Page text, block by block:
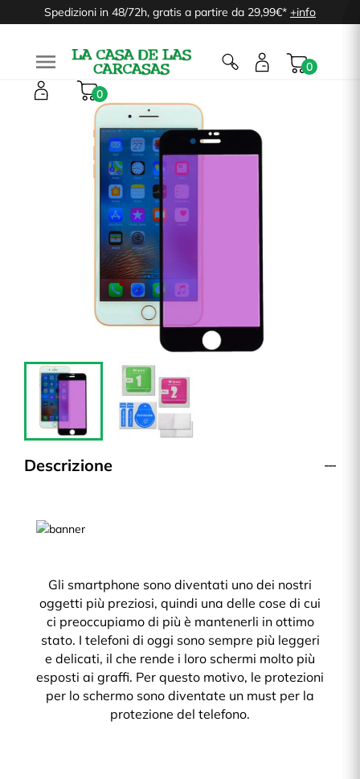
Spedizioni in 48/72h, gratis a partire da 29,99€* +info

0
0
Descrizione
Gli smartphone sono diventati uno dei nostri
oggetti più preziosi, quindi una delle cose di cui
ci preoccupiamo di più è mantenerli in ottimo
stato. I telefoni di oggi sono sempre più leggeri
e delicati, il che rende i loro schermi molto più
esposti ai graffi. Per questo motivo, le protezioni
per lo schermo sono diventate un must per la
protezione del telefono.